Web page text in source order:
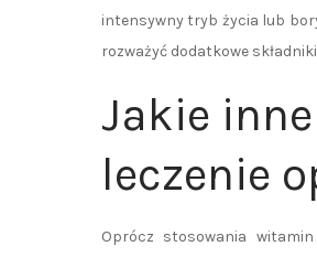
intensywny tryb życia lub
rozważyć dodatkowe
Jakie
leczenie
Oprócz stosowania